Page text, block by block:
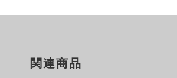
関連商品